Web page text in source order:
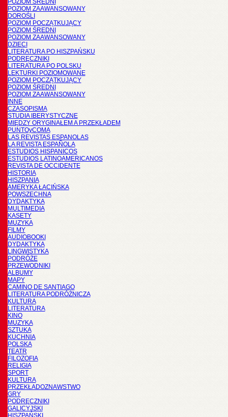
POZIOM ŚREDNI
POZIOM ZAAWANSOWANY
DOROŚLI
POZIOM POCZĄTKUJĄCY
POZIOM ŚREDNI
POZIOM ZAAWANSOWANY
DZIECI
LITERATURA PO HISZPAŃSKU
PODRĘCZNIKI
LITERATURA PO POLSKU
LEKTURKI POZIOMOWANE
POZIOM POCZĄTKUJĄCY
POZIOM ŚREDNI
POZIOM ZAAWANSOWANY
INNE
CZASOPISMA
STUDIA IBERYSTYCZNE
MIĘDZY ORYGINAŁEM A PRZEKŁADEM
PUNTOyCOMA
LAS REVISTAS ESPANOLAS
LA REVISTA ESPAÑOLA
ESTUDIOS HISPANICOS
ESTUDIOS LATINOAMERICANOS
REVISTA DE OCCIDENTE
HISTORIA
HISZPANIA
AMERYKA ŁACIŃSKA
POWSZECHNA
DYDAKTYKA
MULTIMEDIA
KASETY
MUZYKA
FILMY
AUDIOBOOKI
DYDAKTYKA
LINGWISTYKA
PODRÓŻE
PRZEWODNIKI
ALBUMY
MAPY
CAMINO DE SANTIAGO
LITERATURA PODRÓŻNICZA
KULTURA
LITERATURA
KINO
MUZYKA
SZTUKA
KUCHNIA
POLSKA
TEATR
FILOZOFIA
RELIGIA
SPORT
KULTURA
PRZEKŁADOZNAWSTWO
GRY
PODRĘCZNIKI
GALICYJSKI
HISZPAŃSKI